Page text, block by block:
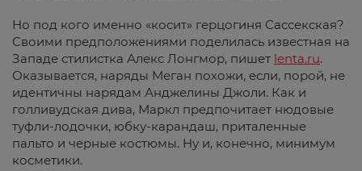
Но под кого именно «косит» герцогиня Сассекская?
Своими предположениями поделилась известная на
Западе стилистка Алекс Лонгмор, пишет lenta.ru.
Оказывается, наряды Меган похожи, если, порой, не
идентичны нарядам Анджелины Джоли. Как и
голливудская дива, Маркл предпочитает нюдовые
туфли-лодочки, юбку-карандаш, приталенные
пальто и черные костюмы. Ну и, конечно, минимум
косметики.